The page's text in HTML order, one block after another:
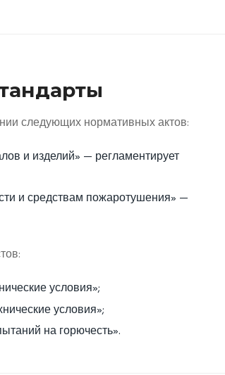
следующих нормативных актов:
и изделий» — регламентирует
и средствам пожаротушения» —
условия»;
условия»;
на горючесть».